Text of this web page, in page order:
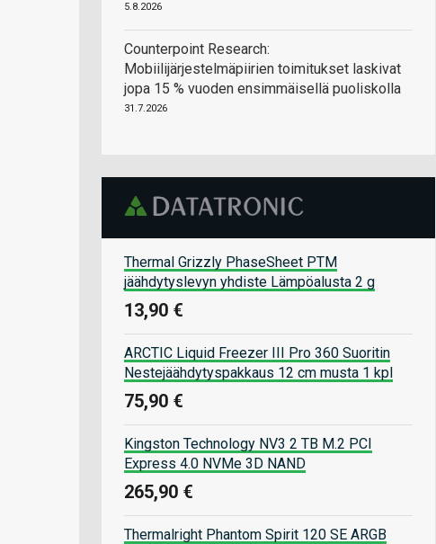
5.8.2026
Counterpoint Research:
Mobiilijärjestelmäpiirien toimitukset laskivat
jopa 15 % vuoden ensimmäisellä puoliskolla
31.7.2026
Thermal Grizzly PhaseSheet PTM
jäähdytyslevyn yhdiste Lämpöalusta 2 g
13,90 €
ARCTIC Liquid Freezer III Pro 360 Suoritin
Nestejäähdytyspakkaus 12 cm musta 1 kpl
75,90 €
Kingston Technology NV3 2 TB M.2 PCI
Express 4.0 NVMe 3D NAND
265,90 €
Thermalright Phantom Spirit 120 SE ARGB